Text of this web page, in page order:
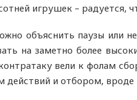
игрушек – радуется,
объяснить паузы или
на заметно более
вели к фолам
действий и отбором, вроде